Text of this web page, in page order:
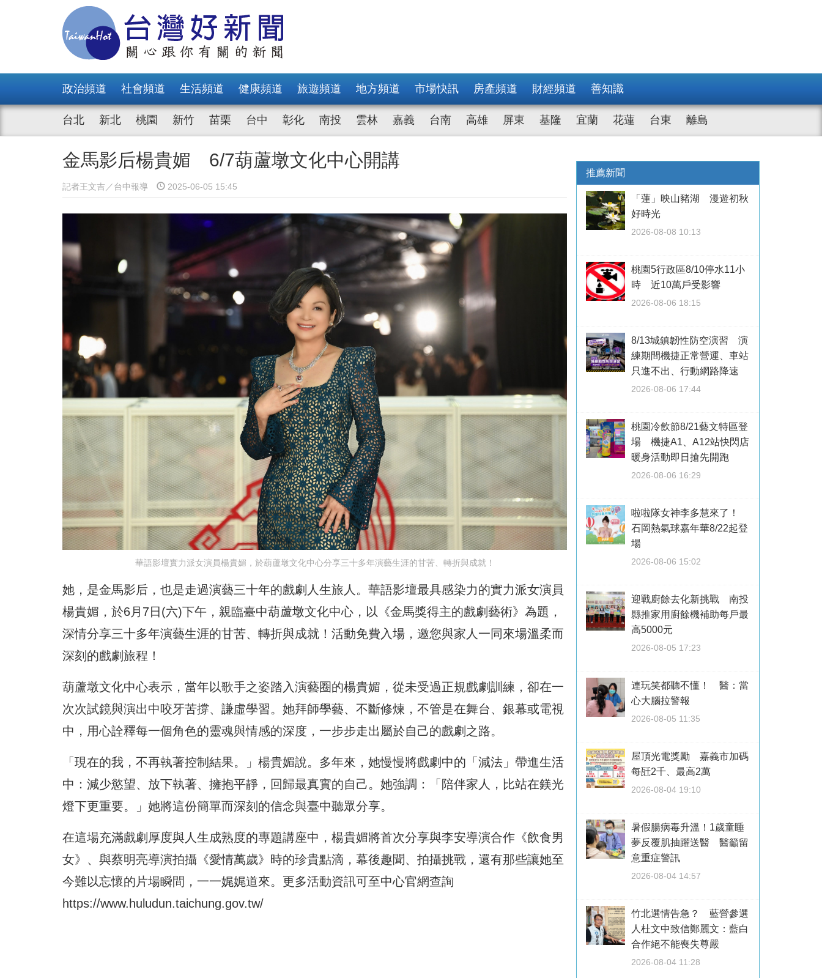
政治頻道 社會頻道 生活頻道 健康頻道 旅遊頻道 地方頻道 市場快訊 房產頻道 財經頻道 善知識
台北 新北 桃園 新竹 苗栗 台中 彰化 南投 雲林 嘉義 台南 高雄 屏東 基隆 宜蘭 花蓮 台東 離島
金馬影后楊貴媚 6/7葫蘆墩文化中心開講
記者王文吉／台中報導 2025-06-05 15:45
華語影壇實力派女演員楊貴媚，於葫蘆墩文化中心分享三十多年演藝生涯的甘苦、轉折與成就！
她，是金馬影后，也是走過演藝三十年的戲劇人生旅人。華語影壇最具感染力的實力派女演員
楊貴媚，於6月7日(六)下午，親臨臺中葫蘆墩文化中心，以《金馬獎得主的戲劇藝術》為題，
深情分享三十多年演藝生涯的甘苦、轉折與成就！活動免費入場，邀您與家人一同來場溫柔而
深刻的戲劇旅程！
葫蘆墩文化中心表示，當年以歌手之姿踏入演藝圈的楊貴媚，從未受過正規戲劇訓練，卻在一
次次試鏡與演出中咬牙苦撐、謙虛學習。她拜師學藝、不斷修煉，不管是在舞台、銀幕或電視
中，用心詮釋每一個角色的靈魂與情感的深度，一步步走出屬於自己的戲劇之路。
「現在的我，不再執著控制結果。」楊貴媚說。多年來，她慢慢將戲劇中的「減法」帶進生活
中：減少慾望、放下執著、擁抱平靜，回歸最真實的自己。她強調：「陪伴家人，比站在鎂光
燈下更重要。」她將這份簡單而深刻的信念與臺中聽眾分享。
在這場充滿戲劇厚度與人生成熟度的專題講座中，楊貴媚將首次分享與李安導演合作《飲食男
女》、與蔡明亮導演拍攝《愛情萬歲》時的珍貴點滴，幕後趣聞、拍攝挑戰，還有那些讓她至
今難以忘懷的片場瞬間，一一娓娓道來。更多活動資訊可至中心官網查詢
https://www.huludun.taichung.gov.tw/
推薦新聞
「蓮」映山豬湖 漫遊初秋
好時光
2026-08-08 10:13
桃園5行政區8/10停水11小
時 近10萬戶受影響
2026-08-06 18:15
8/13城鎮韌性防空演習 演
練期間機捷正常營運、車站
只進不出、行動網路降速
2026-08-06 17:44
桃園冷飲節8/21藝文特區登
場 機捷A1、A12站快閃店
暖身活動即日搶先開跑
2026-08-06 16:29
啦啦隊女神李多慧來了！
石岡熱氣球嘉年華8/22起登
場
2026-08-06 15:02
迎戰廚餘去化新挑戰 南投
縣推家用廚餘機補助每戶最
高5000元
2026-08-05 17:23
連玩笑都聽不懂！ 醫：當
心大腦拉警報
2026-08-05 11:35
屋頂光電獎勵 嘉義市加碼
每瓩2千、最高2萬
2026-08-04 19:10
暑假腸病毒升溫！1歲童睡
夢反覆肌抽躍送醫 醫籲留
意重症警訊
2026-08-04 14:57
竹北選情告急？ 藍營參選
人杜文中致信鄭麗文：藍白
合作絕不能喪失尊嚴
2026-08-04 11:28